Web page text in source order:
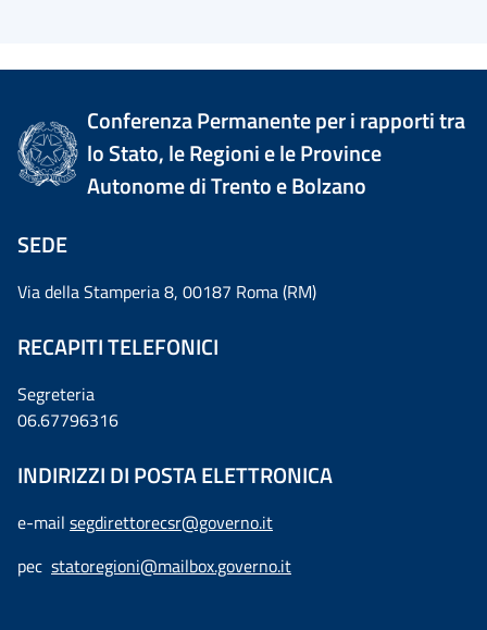
Conferenza Permanente per i rapporti tra
lo Stato, le Regioni e le Province
Autonome di Trento e Bolzano
SEDE
Via della Stamperia 8, 00187 Roma (RM)
RECAPITI TELEFONICI
Segreteria
06.67796316
INDIRIZZI DI POSTA ELETTRONICA
e-mail segdirettorecsr@governo.it
pec statoregioni@mailbox.governo.it